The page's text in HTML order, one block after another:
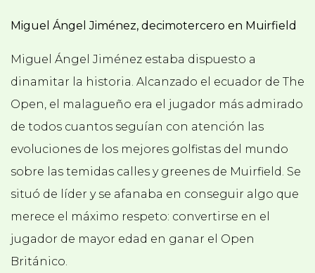
Miguel Ángel Jiménez, decimotercero en Muirfield
Miguel Ángel Jiménez estaba dispuesto a
dinamitar la historia. Alcanzado el ecuador de The
Open, el malagueño era el jugador más admirado
de todos cuantos seguían con atención las
evoluciones de los mejores golfistas del mundo
sobre las temidas calles y greenes de Muirfield. Se
situó de líder y se afanaba en conseguir algo que
merece el máximo respeto: convertirse en el
jugador de mayor edad en ganar el Open
Británico.